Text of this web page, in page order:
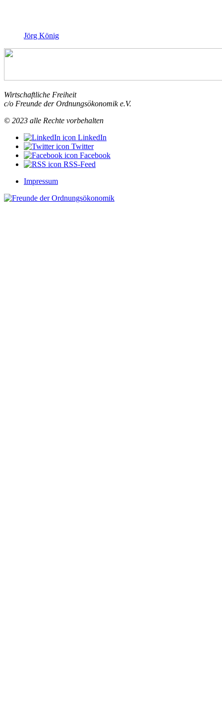
Jörg König
Wirtschaftliche Freiheit
c/o Freunde der Ordnungsökonomik e.V.
© 2023 alle Rechte vorbehalten
LinkedIn
Twitter
Facebook
RSS-Feed
Impressum